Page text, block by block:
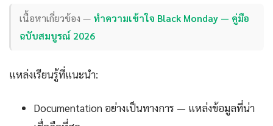
เนื้อหาเกี่ยวข้อง — ทำความเข้าใจ Black Monday — คู่มือ
ฉบับสมบูรณ์ 2026
แหล่งเรียนรู้ที่แนะนำ:
Documentation อย่างเป็นทางการ — แหล่งข้อมูลที่น่า